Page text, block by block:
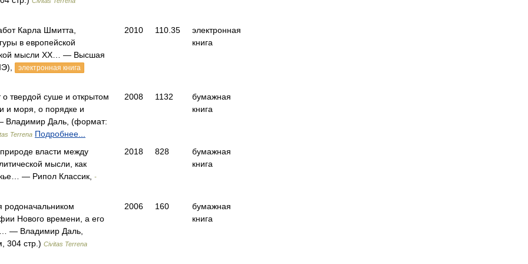
Карла Шмитта,
в европейской
мысли XX… — Высшая
электронная книга
2010 110.35
электронная
книга
о твердой суше и открытом
и моря, о порядке и
Владимир Даль, (формат:
Terrena Подробнее...
2008 1132
бумажная
книга
власти между
мысли, как
— Рипол Классик,
-
2018 828
бумажная
книга
родоначальником
Нового времени, а его
— Владимир Даль,
304 стр.) Civitas Terrena
2006 160
бумажная
книга